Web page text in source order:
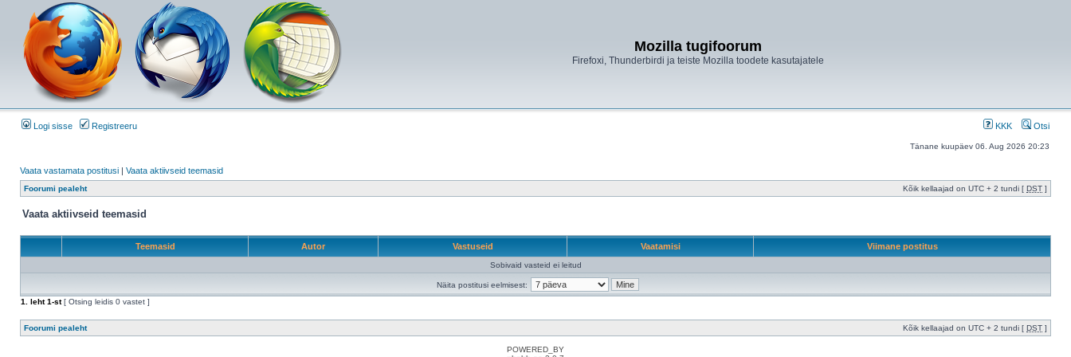
Mozilla tugifoorum
Firefoxi, Thunderbirdi ja teiste Mozilla toodete kasutajatele
Logi sisse Registreeru KKK Otsi
Tänane kuupäev 06. Aug 2026 20:23
Vaata vastamata postitusi | Vaata aktiivseid teemasid
Foorumi pealeht Kõik kellaajad on UTC + 2 tundi [ DST ]
Vaata aktiivseid teemasid
Teemasid Autor Vastuseid Vaatamisi Viimane postitus
Sobivaid vasteid ei leitud
Näita postitusi eelmisest:
1
. leht1-st[ Otsing leidis 0 vastet ]
Foorumi pealeht Kõik kellaajad on UTC + 2 tundi [ DST ]
POWERED_BY